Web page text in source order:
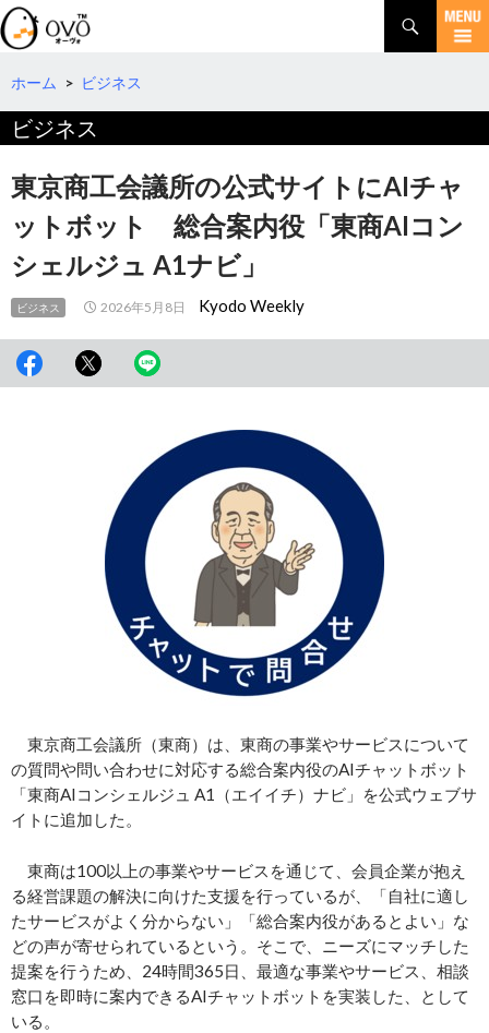
検
索
コ
テ
へ
移
動
ホーム > ビジネス
ビジネス
東京商工会議所の公式サイトにAIチャ
ットボット 総合案内役「東商AIコン
シェルジュ A1ナビ」
ビジネス 2026年5月8日 Kyodo Weekly
東京商工会議所（東商）は、東商の事業やサービスについて
の質問や問い合わせに対応する総合案内役のAIチャットボット
「東商AIコンシェルジュ A1（エイイチ）ナビ」を公式ウェブサ
イトに追加した。
東商は100以上の事業やサービスを通じて、会員企業が抱え
る経営課題の解決に向けた支援を行っているが、「自社に適し
たサービスがよく分からない」「総合案内役があるとよい」な
どの声が寄せられているという。そこで、ニーズにマッチした
提案を行うため、24時間365日、最適な事業やサービス、相談
窓口を即時に案内できるAIチャットボットを実装した、として
いる。